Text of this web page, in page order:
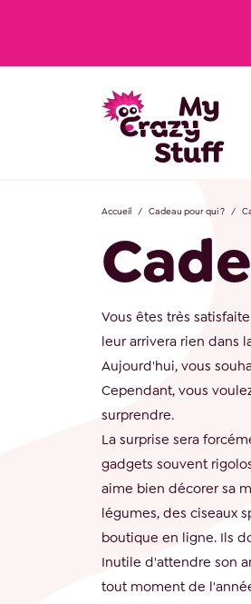
Accueil Cadeau pour qui ?
Vous êtes très
leur arrivera rien dans
Aujourd'hui, vous
Cependant, vous
surprendre.
La surprise sera
gadgets souvent
aime bien décorer sa
légumes, des ciseaux
boutique en ligne. Ils
Inutile d'attendre son
tout moment de